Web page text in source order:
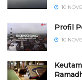
10
⁠⁠⁠Profil
10